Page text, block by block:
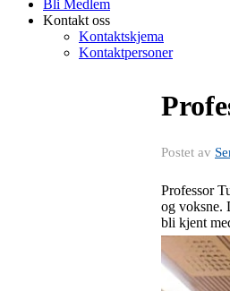
Bli Medlem
Kontakt oss
Kontaktskjema
Kontaktpersoner
Postet av
Professor
og voksne.
bli kjent